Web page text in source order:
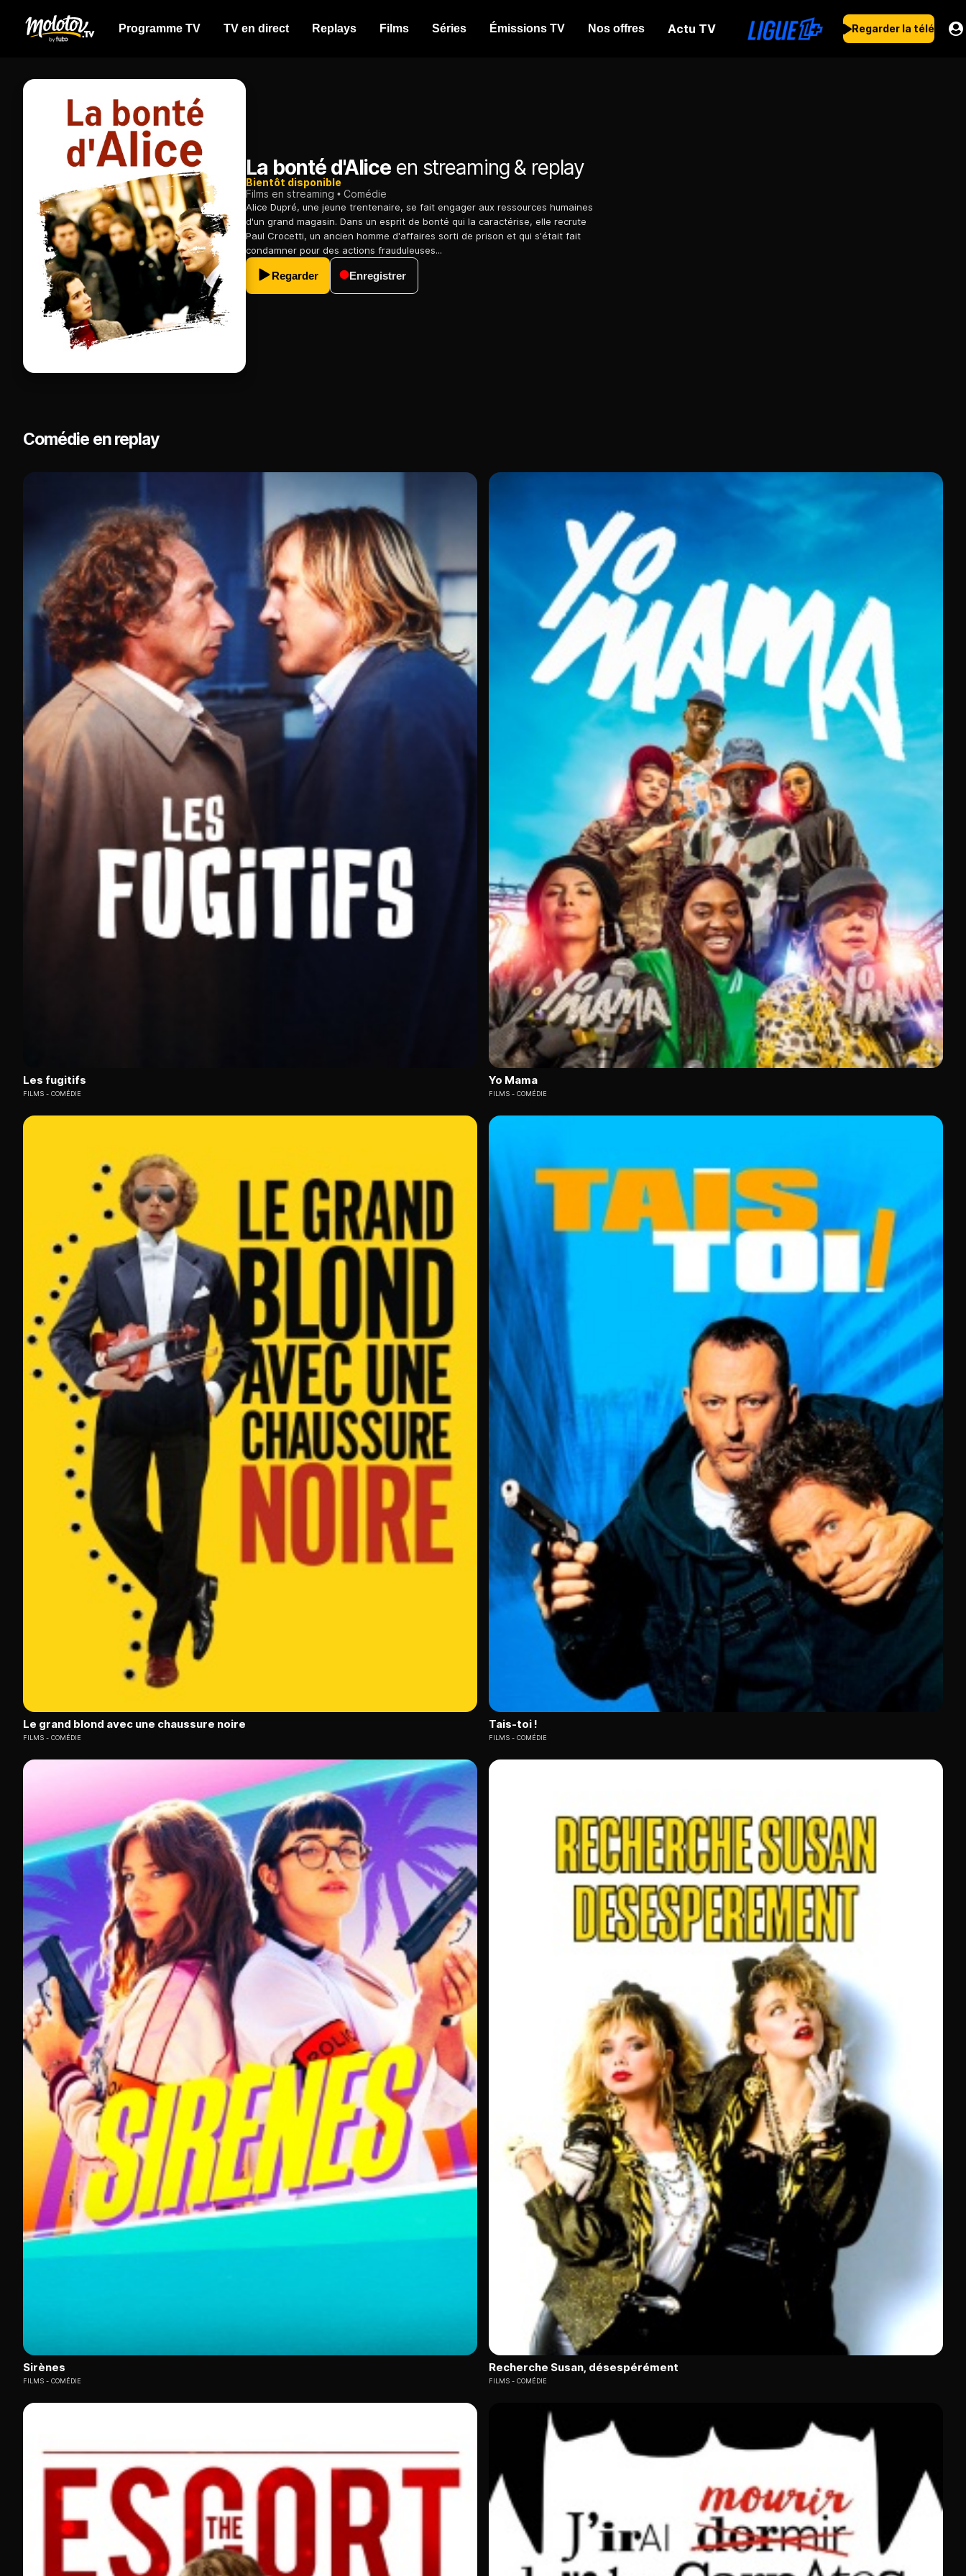
Programme TV TV en direct Replays Films Séries Émissions TV Nos offres Actu TV Regarder la télé
La bonté d'Alice en streaming & replay
Bientôt disponible
Films en streaming
Comédie
Alice Dupré, une jeune trentenaire, se fait engager aux ressources humaines
d'un grand magasin. Dans un esprit de bonté qui la caractérise, elle recrute
Paul Crocetti, un ancien homme d'affaires sorti de prison et qui s'était fait
condamner pour des actions frauduleuses...
Regarder Enregistrer
Comédie en replay
Les fugitifs
FILMS COMÉDIE
Yo Mama
FILMS COMÉDIE
Le grand blond avec une chaussure noire
FILMS COMÉDIE
Tais-toi !
FILMS COMÉDIE
Sirènes
FILMS COMÉDIE
Recherche Susan, désespérément
FILMS COMÉDIE